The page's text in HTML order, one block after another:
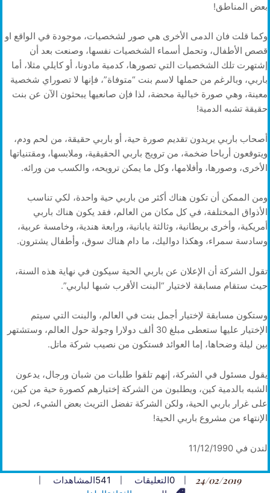
بعض المناطق!
وكما قلت فان الدمى الأخرى هي صور لشخصيات، موجودة في الواقع او
قصص الأطفال، وتحمل أسماء الشخصيات نفسها، وصنعت بعد أن
إشتهرت تلك الشخصيات التي تصورها، كدمية مادونا، أو كايلي مثلا، أما
باربي، وبالرغم من حملها لاسم بنت “متوفاة”، فإنها لا تصوراي شخصية
معينة، وهي صورة خيالية محضة، لذا فإن صانعيها يبحثون الآن عن بنت
حقيقة تشبه الدمية!
أصحاب باربي يريدون تقديم صورة حية، أو باربي حقيقة، من لحم ودم،
ويتوقعون أرباحا ضخمة، من ترويج باربي الحقيقية، وملابسها، ومقتنياتها
الأخرى، وصورها، وأفلامها، وكل ما يمكن ترويحه، والكسب من ورائه.
ومن الممكن أن تكون هناك أكثر من باربي حية واحدة، لكي تناسب
الأذواق المختلفة، في كل مكان من العالم، فقد يكون هناك باربي
أمريكية، وأخرى بريطانية، وثالثة يابانية، ورابعة هندية، وخامسة عربية،
وسادسة سمراء، وهكذا دواليك، ما دام هناك سوق، وأطفال يشترون.
تقول الشركة أن الإعلان عن باربي الحية سيكون في نهاية هذه السنة،
حيث ستقام مسابقة لاختيار “البنت الأقرب شبها لباربي”.
وستكون مسابقة لإختيار أجمل بنت في العالم، والبنت التي سيتم
الإختيار عليها ستعطى مبلغ 30 ألف دولارا وجولة حول العالم، وستشتهر
بين ليلة وضحاها، إما العوائد فستكون من نصيب شركة ماتل.
يقول مسئول في الشركة، إنهم تلقوا طلبات من شبان ورجال، يدعون
الشبه بالدمية كين، ويطلبون من الشركة إختيارهم كصورة حية من كين،
على غرار باربي الحية، ولكن الشركة تفضل التريث بعض الشيء، لحين
الإنتهاء من مشروع باربي الحية!
لندن في 11/12/1990
24/02/2019
0التعليقات 541المشاهدات